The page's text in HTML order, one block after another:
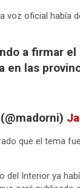
voz oficial había
a firmar
en las
que el tema
del Interior ya